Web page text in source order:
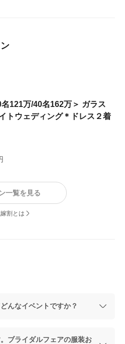
121万/40名162万＞ ガラス
トウェディング＊ドレス２着
一覧を見る
割とは
んなイベントですか？
ブライダルフェアの服装お